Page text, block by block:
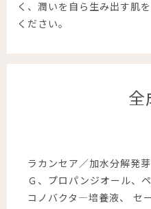
く、潤いを自ら生み出す肌
ください。
全
ラカンセア／加水分解発
Ｇ、プロパンジオール、
コノバクタ―培養液、 セ